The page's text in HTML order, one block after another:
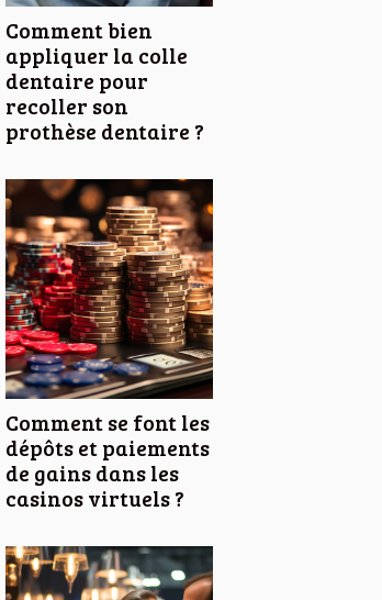
Comment bien
appliquer la colle
dentaire pour
recoller son
prothèse dentaire ?
Comment se font les
dépôts et paiements
de gains dans les
casinos virtuels ?